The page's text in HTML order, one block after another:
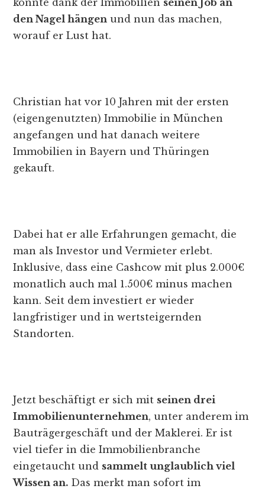
den Nagel hängen und nun das machen,
worauf er Lust hat.
Christian hat vor 10 Jahren mit der ersten
(eigengenutzten) Immobilie in München
angefangen und hat danach weitere
Immobilien in Bayern und Thüringen
gekauft.
Dabei hat er alle Erfahrungen gemacht, die
man als Investor und Vermieter erlebt.
Inklusive, dass eine Cashcow mit plus 2.000€
monatlich auch mal 1.500€ minus machen
kann. Seit dem investiert er wieder
langfristiger und in wertsteigernden
Standorten.
Jetzt beschäftigt er sich mit seinen drei
Immobilienunternehmen, unter anderem im
Bauträgergeschäft und der Maklerei. Er ist
viel tiefer in die Immobilienbranche
eingetaucht und sammelt unglaublich viel
Wissen an. Das merkt man sofort im